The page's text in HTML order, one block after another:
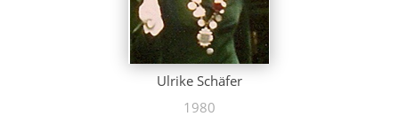
Ulrike Schäfer
1980